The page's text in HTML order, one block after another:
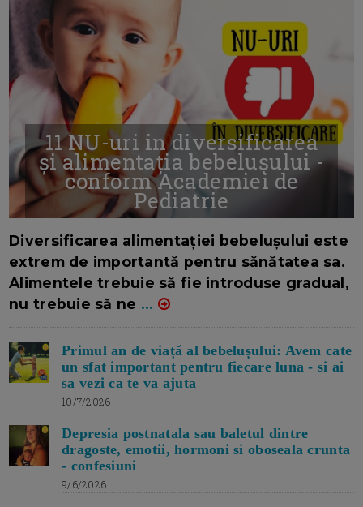
11 NU-uri in diversificarea
și alimentația bebelușului -
conform Academiei de
Pediatrie
Diversificarea alimentației bebelușului este
extrem de importantă pentru sănătatea sa.
Alimentele trebuie să fie introduse gradual,
nu trebuie să ne ...
Primul an de viață al bebelușului: Avem cate
un sfat important pentru fiecare luna - si ai
sa vezi ca te va ajuta
10/7/2026
Depresia postnatala sau baletul dintre
dragoste, emotii, hormoni si oboseala crunta
- confesiuni
9/6/2026